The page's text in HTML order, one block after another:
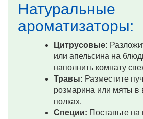
Натуральные
ароматизаторы:
Цитрусовые:
или апельсина на
наполнить комнату
Травы: Разместите
розмарина или мяты в
полках.
Специи: Поставьте